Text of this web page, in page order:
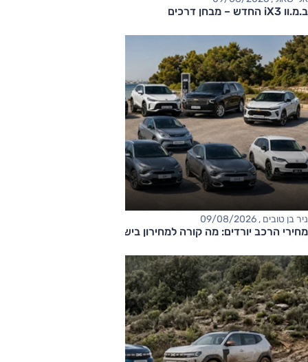
ב.מ.וו iX3 החדש – מבחן דרכים
ניר בן טובים , 09/08/2026
מחירי הרכב יורדים: מה קורה למחירון בישראל?